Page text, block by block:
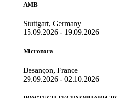
AMB
Stuttgart, Germany
15.09.2026 - 19.09.2026
Micronora
Besançon, France
29.09.2026 - 02.10.2026